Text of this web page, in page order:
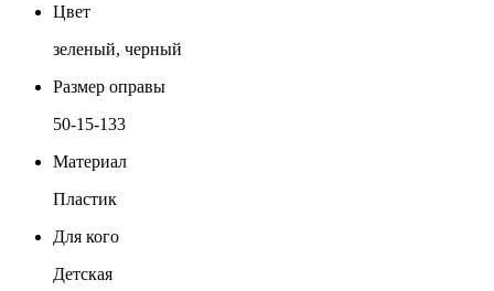
Цвет
зеленый, черный
Размер оправы
50-15-133
Материал
Пластик
Для кого
Детская